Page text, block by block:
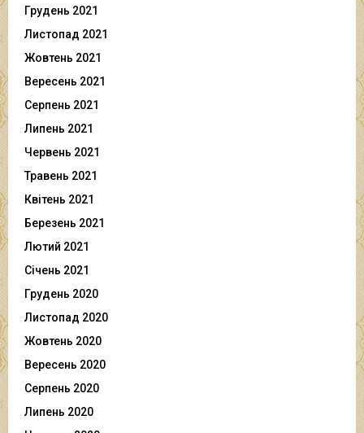
Грудень 2021
Листопад 2021
Жовтень 2021
Вересень 2021
Серпень 2021
Липень 2021
Червень 2021
Травень 2021
Квітень 2021
Березень 2021
Лютий 2021
Січень 2021
Грудень 2020
Листопад 2020
Жовтень 2020
Вересень 2020
Серпень 2020
Липень 2020